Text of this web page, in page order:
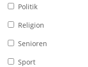
Politik
Religion
Senioren
Sport